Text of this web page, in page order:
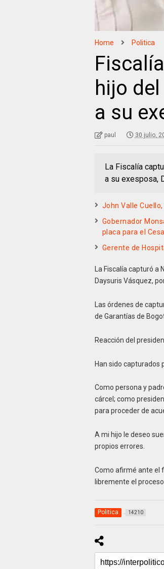
Home Politica
hijo
a su
paul 30 julio,
La Fiscalía
a su exesposa,
John Valle
Gobernador
placa para el
Gerente de
La Fiscalía capturó a
Daysuris Vásquez,
Las órdenes de
de Garantías de
Reacción del
Han sido capturados
Como persona y
cárcel; como
para proceder de
A mi hijo le deseo
propios errores.
Como afirmé ante el
libremente el proceso.
Politica 14210